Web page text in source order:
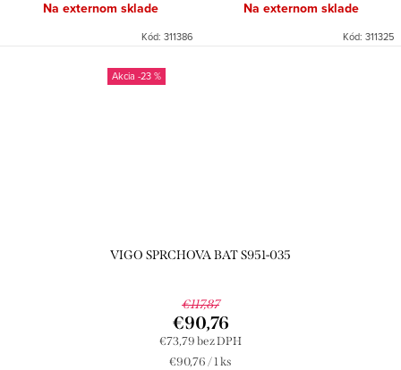
Na externom sklade
Kód: 311386
Na externom sklade
Kód: 311325
-23 %
VIGO SPRCHOVA BAT S951-035
€117,87
€73,79 bez DPH
€90,76
Jednotková
€90,76 / 1 ks